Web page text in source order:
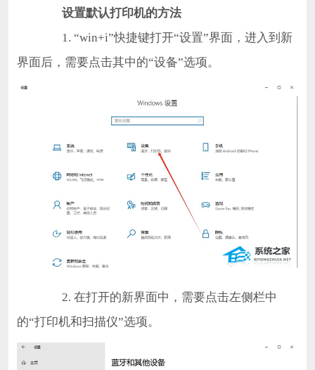
设置默认打印机的方法
1. “win+i”快捷键打开“设置”界面，进入到新
界面后，需要点击其中的“设备”选项。
2. 在打开的新界面中，需要点击左侧栏中
的“打印机和扫描仪”选项。